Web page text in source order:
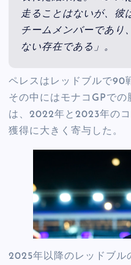
走ることはないが、彼
チームメンバーであり
ない存在である」。
ペレスはレッドブルで90
その中にはモナコGPで
は、2022年と2023年の
獲得に大きく寄与した。
2025年以降のレッドブル